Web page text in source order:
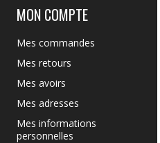
MON COMPTE
Mes commandes
Mes retours
Mes avoirs
Mes adresses
Mes informations
personnelles